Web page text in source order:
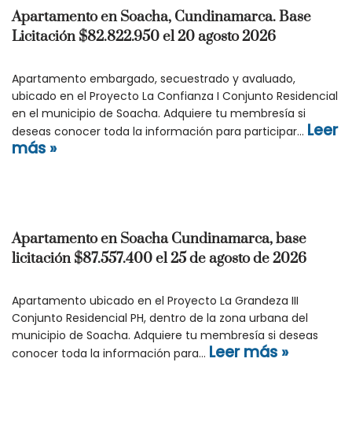
Apartamento en Soacha, Cundinamarca. Base
Licitación $82.822.950 el 20 agosto 2026
Apartamento embargado, secuestrado y avaluado,
ubicado en el Proyecto La Confianza I Conjunto Residencial
en el municipio de Soacha. Adquiere tu membresía si
deseas conocer toda la información para participar… Leer
más »
Apartamento en Soacha Cundinamarca, base
licitación $87.557.400 el 25 de agosto de 2026
Apartamento ubicado en el Proyecto La Grandeza III
Conjunto Residencial PH, dentro de la zona urbana del
municipio de Soacha. Adquiere tu membresía si deseas
conocer toda la información para… Leer más »